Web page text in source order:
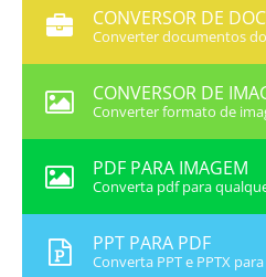
CONVERSOR DE
Converter documentos
CONVERSOR DE
Converter formato de
PDF PARA IMAGEM
Converta pdf para
PPT PARA PDF
Converta PPT e PPTX para